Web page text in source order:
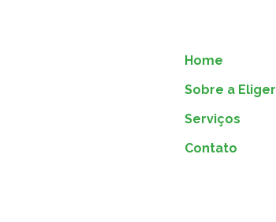
Home
Sobre a Eliger
Serviços
Contato